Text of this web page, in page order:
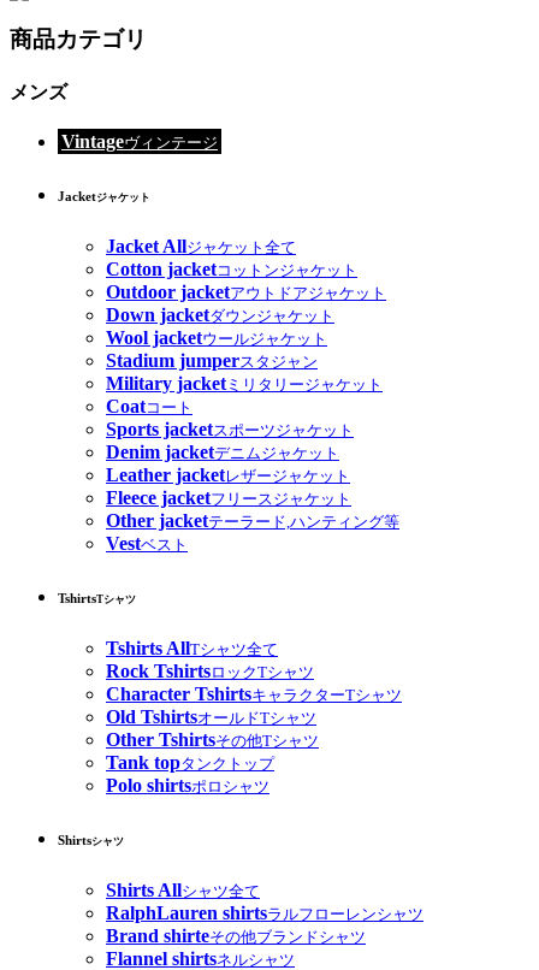
商品カテゴリ
メンズ
Vintageヴィンテージ
Jacketジャケット
Jacket Allジャケット全て
Cotton jacketコットンジャケット
Outdoor jacketアウトドアジャケット
Down jacketダウンジャケット
Wool jacketウールジャケット
Stadium jumperスタジャン
Military jacketミリタリージャケット
Coatコート
Sports jacketスポーツジャケット
Denim jacketデニムジャケット
Leather jacketレザージャケット
Fleece jacketフリースジャケット
Other jacketテーラード,ハンティング等
Vestベスト
TshirtsTシャツ
Tshirts AllTシャツ全て
Rock TshirtsロックTシャツ
Character TshirtsキャラクターTシャツ
Old TshirtsオールドTシャツ
Other Tshirtsその他Tシャツ
Tank topタンクトップ
Polo shirtsポロシャツ
Shirtsシャツ
Shirts Allシャツ全て
RalphLauren shirtsラルフローレンシャツ
Brand shirteその他ブランドシャツ
Flannel shirtsネルシャツ